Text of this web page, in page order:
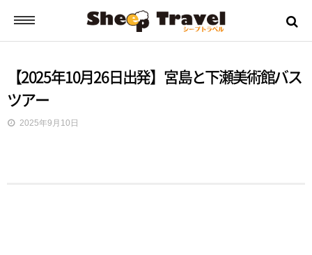
シープトラベルとは？
【2025年10月26日出発】宮島と下瀬美術館バス
ツアー
2025年9月10日